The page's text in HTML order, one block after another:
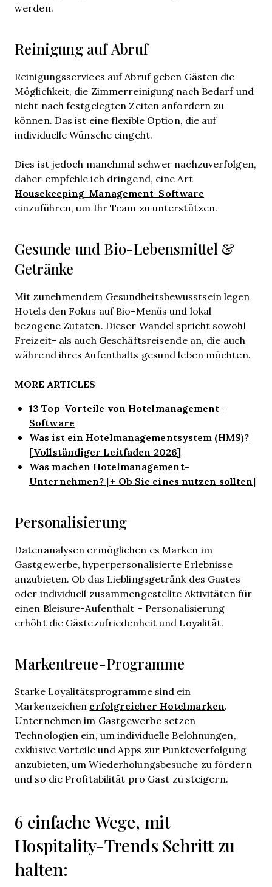
werden.
Reinigung auf Abruf
Reinigungsservices auf Abruf geben Gästen die
Möglichkeit, die Zimmerreinigung nach Bedarf und
nicht nach festgelegten Zeiten anfordern zu
können. Das ist eine flexible Option, die auf
individuelle Wünsche eingeht.
Dies ist jedoch manchmal schwer nachzuverfolgen,
daher empfehle ich dringend, eine Art
Housekeeping-Management-Software
einzuführen, um Ihr Team zu unterstützen.
Gesunde und Bio-Lebensmittel &
Getränke
Mit zunehmendem Gesundheitsbewusstsein legen
Hotels den Fokus auf Bio-Menüs und lokal
bezogene Zutaten. Dieser Wandel spricht sowohl
Freizeit- als auch Geschäftsreisende an, die auch
während ihres Aufenthalts gesund leben möchten.
MORE ARTICLES
13 Top-Vorteile von Hotelmanagement-
Software
Was ist ein Hotelmanagementsystem (HMS)?
[Vollständiger Leitfaden 2026]
Was machen Hotelmanagement-
Unternehmen? [+ Ob Sie eines nutzen sollten]
Personalisierung
Datenanalysen ermöglichen es Marken im
Gastgewerbe, hyperpersonalisierte Erlebnisse
anzubieten. Ob das Lieblingsgetränk des Gastes
oder individuell zusammengestellte Aktivitäten für
einen Bleisure-Aufenthalt – Personalisierung
erhöht die Gästezufriedenheit und Loyalität.
Markentreue-Programme
Starke Loyalitätsprogramme sind ein
Markenzeichen erfolgreicher Hotelmarken.
Unternehmen im Gastgewerbe setzen
Technologien ein, um individuelle Belohnungen,
exklusive Vorteile und Apps zur Punkteverfolgung
anzubieten, um Wiederholungsbesuche zu fördern
und so die Profitabilität pro Gast zu steigern.
6 einfache Wege, mit
Hospitality-Trends Schritt zu
halten: